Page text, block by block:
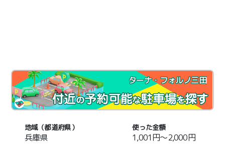
ターナ・フォルノ三田
地域（都道府県）
兵庫県
使った金額
1,001円～2,000円